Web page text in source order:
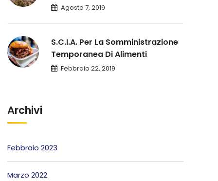
Agosto 7, 2019
S.C.I.A. Per La Somministrazione
Temporanea Di Alimenti
Febbraio 22, 2019
Archivi
Febbraio 2023
Marzo 2022